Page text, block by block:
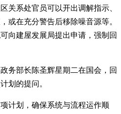
关系处官员可以开出调解指示、
或在充分警告后移除噪音源等。
向建屋发展局提出申请，强制回
务部长陈圣辉星期二在国会，回
划的提问。
计划，确保系统与流程运作顺